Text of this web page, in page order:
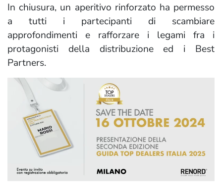
In chiusura, un aperitivo rinforzato ha permesso
a tutti i partecipanti di scambiare
approfondimenti e rafforzare i legami fra i
protagonisti della distribuzione ed i Best
Partners.